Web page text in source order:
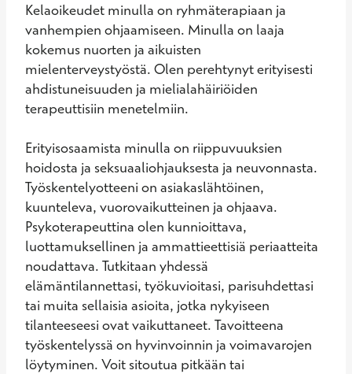
Kelaoikeudet minulla on ryhmäterapiaan ja
vanhempien ohjaamiseen. Minulla on laaja
kokemus nuorten ja aikuisten
mielenterveystyöstä. Olen perehtynyt erityisesti
ahdistuneisuuden ja mielialahäiriöiden
terapeuttisiin menetelmiin.
Erityisosaamista minulla on riippuvuuksien
hoidosta ja seksuaaliohjauksesta ja neuvonnasta.
Työskentelyotteeni on asiakaslähtöinen,
kuunteleva, vuorovaikutteinen ja ohjaava.
Psykoterapeuttina olen kunnioittava,
luottamuksellinen ja ammattieettisiä periaatteita
noudattava. Tutkitaan yhdessä
elämäntilannettasi, työkuvioitasi, parisuhdettasi
tai muita sellaisia asioita, jotka nykyiseen
tilanteeseesi ovat vaikuttaneet. Tavoitteena
työskentelyssä on hyvinvoinnin ja voimavarojen
löytyminen. Voit sitoutua pitkään tai